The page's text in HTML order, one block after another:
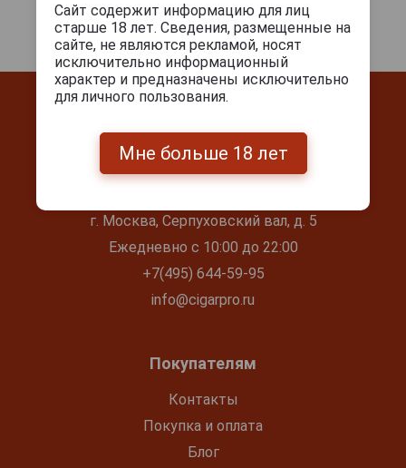
Контакты
г. Москва, Серпуховский вал, д. 5
Ежедневно с 10:00 до 22:00
+7(495) 644-59-95
info@cigarpro.ru
Покупателям
Контакты
Покупка и оплата
Блог
Сайт содержит информацию для лиц
старше 18 лет. Сведения, размещенные на
сайте, не являются рекламой, носят
исключительно информационный
характер и предназначены исключительно
для личного пользования.
Мне больше 18 лет